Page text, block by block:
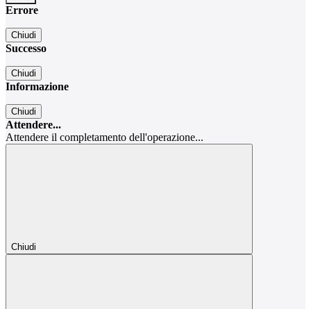
Errore
Chiudi
Successo
Chiudi
Informazione
Chiudi
Attendere...
Attendere il completamento dell'operazione...
Chiudi